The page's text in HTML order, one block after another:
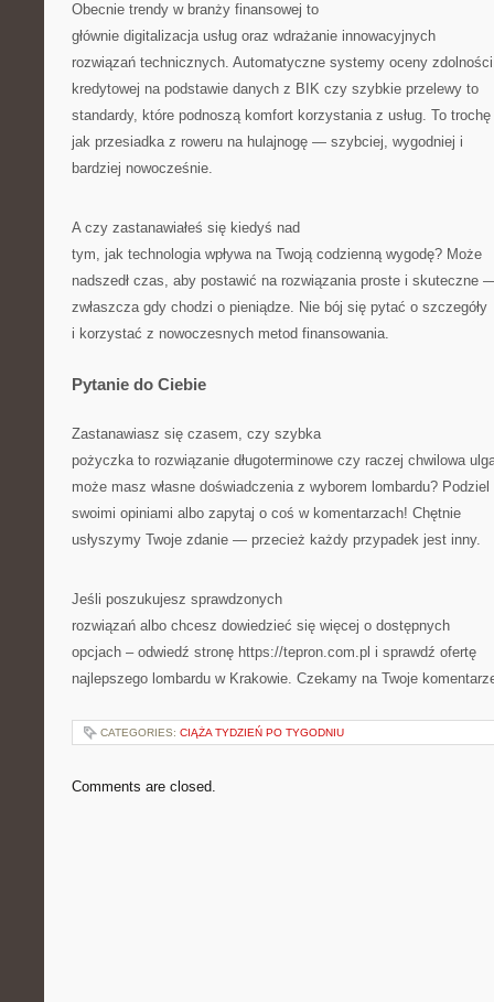
Obecnie trendy w branży finansowej to
głównie digitalizacja usług oraz wdrażanie innowacyjnych
rozwiązań technicznych. Automatyczne systemy oceny zdolności
kredytowej na podstawie danych z BIK czy szybkie przelewy to
standardy, które podnoszą komfort korzystania z usług. To trochę
jak przesiadka z roweru na hulajnogę — szybciej, wygodniej i
bardziej nowocześnie.
A czy zastanawiałeś się kiedyś nad
tym, jak technologia wpływa na Twoją codzienną wygodę? Może
nadszedł czas, aby postawić na rozwiązania proste i skuteczne
zwłaszcza gdy chodzi o pieniądze. Nie bój się pytać o szczegóły
i korzystać z nowoczesnych metod finansowania.
Pytanie do Ciebie
Zastanawiasz się czasem, czy szybka
pożyczka to rozwiązanie długoterminowe czy raczej chwilowa
może masz własne doświadczenia z wyborem lombardu? Podziel
swoimi opiniami albo zapytaj o coś w komentarzach! Chętnie
usłyszymy Twoje zdanie — przecież każdy przypadek jest inny.
Jeśli poszukujesz sprawdzonych
rozwiązań albo chcesz dowiedzieć się więcej o dostępnych
opcjach – odwiedź stronę https://tepron.com.pl i sprawdź ofertę
najlepszego lombardu w Krakowie. Czekamy na Twoje
CATEGORIES: CIĄŻA TYDZIEŃ PO TYGODNIU
Comments are closed.